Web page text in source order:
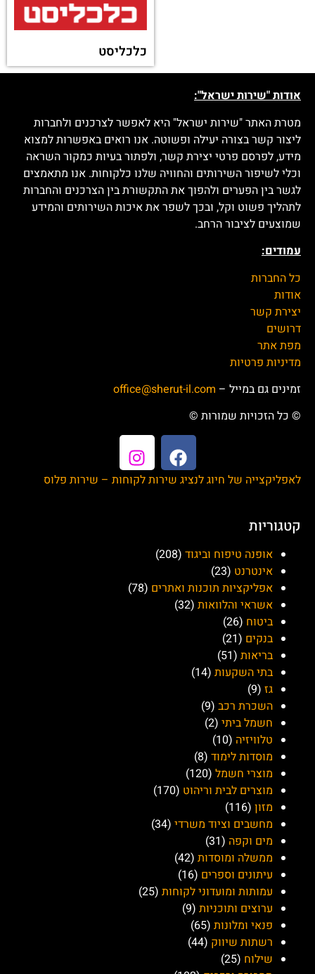
כלכליסט
אודות "שירות ישראל":
מטרת האתר "שירות ישראל" היא לאפשר לצרכנים ולחברות
ליצור קשר בצורה יעילה ופשוטה. אנו רואים באפשרות למצוא
מידע, לפרסם פרטי יצירת קשר, ולפתור בעיות כמקור השראה
וכלי לשיפור השירותים והחוויה שלנו כלקוחות. אנו מתאמצים
לגשר בין הפערים ולהפוך את התקשורת בין הצרכנים והחברות
לתהליך פשוט וקל, ובכך לשפר את איכות השירותים והמידע
שמוצעים לציבור הרחב.
עמודים:
כל החברות
אודות
יצירת קשר
דרושים
מפת אתר
מדיניות פרטיות
זמינים גם במייל –office@sherut-il.com
© כל הזכויות שמורות ©
לאפליקצייה של חיוג לנציג שירות לקוחות – שירות פלוס
קטגוריות
אופנה טיפוח וביגוד(208)
אינטרנט(23)
אפליקציות תוכנות ואתרים(78)
אשראי והלוואות(32)
ביטוח(26)
בנקים(21)
בריאות(51)
בתי השקעות(14)
גז(9)
השכרת רכב(9)
חשמל ביתי(2)
טלוויזיה(10)
מוסדות לימוד(8)
מוצרי חשמל(120)
מוצרים לבית וריהוט(170)
מזון(116)
מחשבים וציוד משרדי(34)
מים וקפה(31)
ממשלה ומוסדות(42)
עיתונים וספרים(16)
עמותות ומועדוני לקוחות(25)
ערוצים ותוכניות(9)
פנאי ומלונות(65)
רשתות שיווק(44)
שילוח(25)